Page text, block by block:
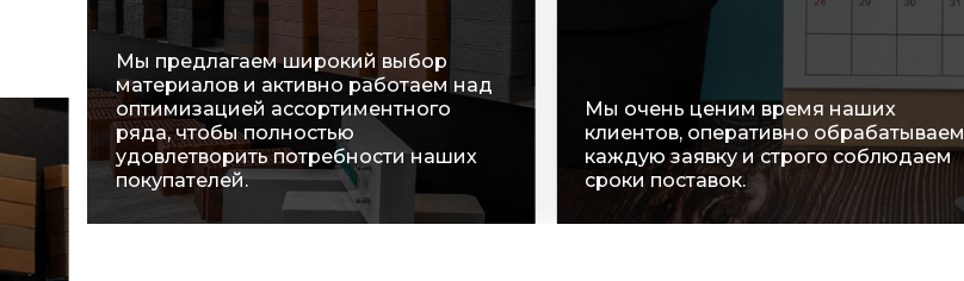
Мы предлагаем широкий выбор
материалов и активно работаем над
оптимизацией ассортиментного
ряда, чтобы полностью
удовлетворить потребности наших
покупателей.
Мы очень ценим время наших
клиентов, оперативно обрабатываем
каждую заявку и строго соблюдаем
сроки поставок.